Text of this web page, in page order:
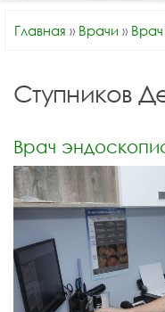
Главная » Врачи »
Ступников
Врач